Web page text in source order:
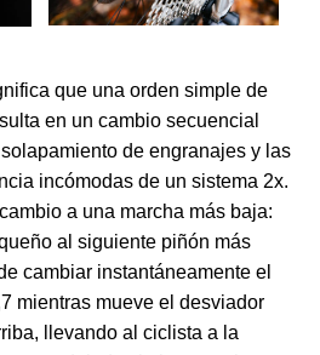
que una orden simple de
en un cambio secuencial
de engranajes y las
incómodas de un sistema 2x.
a una marcha más baja:
al siguiente piñón más
cambiar instantáneamente el
mientras mueve el desviador
llevando al ciclista a la